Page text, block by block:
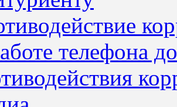
телефона